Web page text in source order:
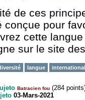
de ces
conçue pour
cette
sur le site
langue international
Batracien fou (284
03-Mars-2021